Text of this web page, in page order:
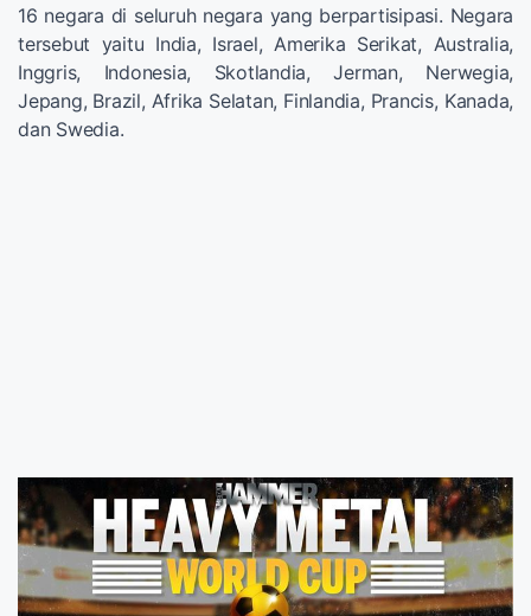
16 negara di seluruh negara yang berpartisipasi. Negara
tersebut yaitu India, Israel, Amerika Serikat, Australia,
Inggris, Indonesia, Skotlandia, Jerman, Nerwegia,
Jepang, Brazil, Afrika Selatan, Finlandia, Prancis, Kanada,
dan Swedia.